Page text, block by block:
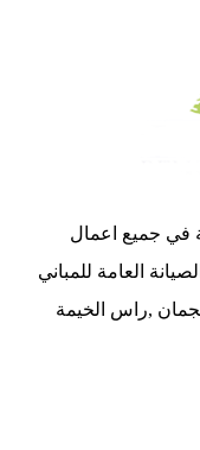
في جميع اعمال
العامة للمباني
,راس الخيمة